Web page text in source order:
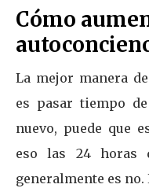
Cómo
La mejor manera
es pasar tiempo
nuevo, puede que
eso las 24 horas
generalmente es